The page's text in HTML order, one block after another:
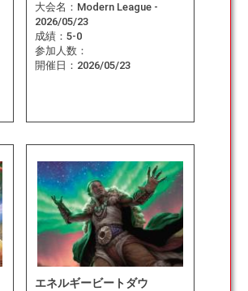
大会名： Modern League -
2026/05/23
成績： 5-0
参加人数：
開催日： 2026/05/23
エネルギービートダウ